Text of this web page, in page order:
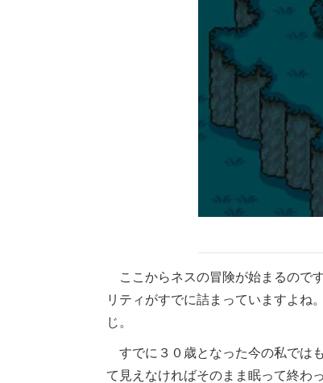
ここからネスの冒険が始まるので
リティがすでに詰まっていますよね
じ。
すでに３０歳となった今の私では
て見えなければそのまま眠って終わ